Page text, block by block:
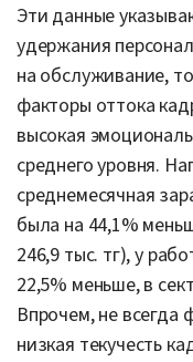
Эти данные
удержания
на обслуживание,
факторы оттока
высокая
среднего уровня.
среднемесячная
была на 44,1%
246,9 тыс. тг), у
22,5% меньше, в
Впрочем, не всегда
низкая текучесть